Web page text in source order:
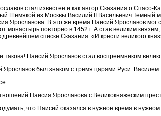
стал известен и как автор Сказания о
Шемякой из Москвы Василий II Васильевич Темный
Ярославова. В это же время Паисий Ярославов
монастырь повторно в 1452 г. А став великим
древнейшем списке Сказания: «И крести великого
такова! Паисий Ярославов стал воспреемником
Ярославов был знаком с тремя царями Руси: Василем
Паисия Ярославова с Великокняжеским
что Паисий оказался в нужное время в нужном